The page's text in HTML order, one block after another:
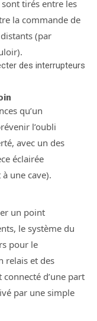
tirés entre les
la commande de
(par
des interrupteurs
qu’un
l’oubli
avec un des
éclairée
une cave).
un point
le système du
pour le
relais et des
d’une part
par une simple